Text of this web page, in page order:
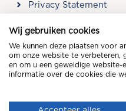
Privacy Statement
Kom langs in onze
Copyright © 2021 | Kooloos
Wij gebruiken cookies
We kunnen deze plaatsen voor
om onze website te verbeteren,
en om u een geweldige
informatie over de cookies die